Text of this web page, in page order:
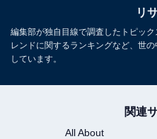
リ
編集部が独自目線で調査したトピッ
レンドに関するランキングなど、世
しています。
関連
All About